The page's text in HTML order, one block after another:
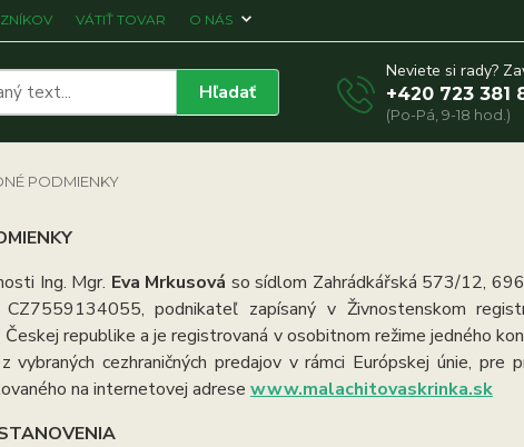
VÁTIŤ TOVAR O NÁS
Hľadať
Neviete si rady?
+420 723 381
(Po-Pá, 9-18 hod.)
PODMIENKY
Ing. Mgr. Eva Mrkusová so sídlom Zahrádkářská 573/12,
podnikateľ zapísaný v Živnostenskom
republike a je registrovaná v osobitnom režime jedného
vybraných cezhraničných predajov v rámci Európskej únie,
na internetovej adrese www.malachitovaskrinka.sk